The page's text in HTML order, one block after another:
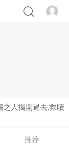
之人揭開過去,救贖
推荐